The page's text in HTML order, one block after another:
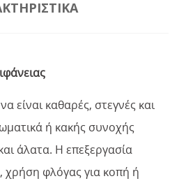
είναι καθαρές, στεγνές και
ή κακής συνοχής
άλατα. Η επεξεργασία
χρήση φλόγας για κοπή ή